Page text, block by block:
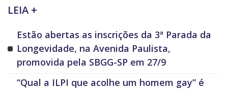
LEIA +
Estão abertas as inscrições da 3ª Parada da
Longevidade, na Avenida Paulista,
promovida pela SBGG-SP em 27/9
“Qual a ILPI que acolhe um homem gay” é